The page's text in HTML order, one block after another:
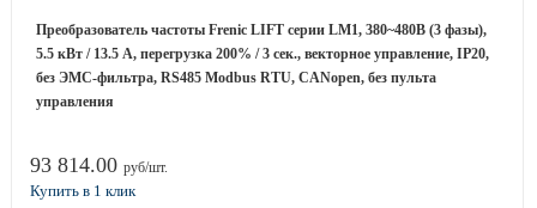
Преобразователь частоты Frenic LIFT серии LM1, 380~480B (3 фазы),
5.5 кВт / 13.5 A, перегрузка 200% / 3 сек., векторное управление, IP20,
без ЭМС-фильтра, RS485 Modbus RTU, CANopen, без пульта
управления
93 814.00 руб/шт.